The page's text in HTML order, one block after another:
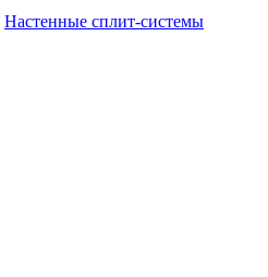
Настенные сплит-системы